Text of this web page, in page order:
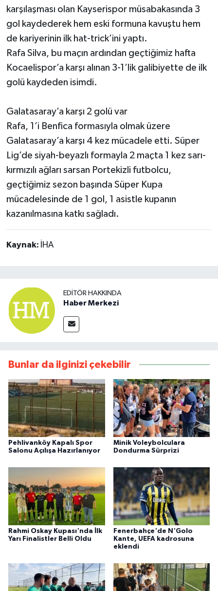
karşılaşması olan Kayserispor müsabakasında 3
gol kaydederek hem eski formuna kavuştu hem
de kariyerinin ilk hat-trick’ini yaptı.
Rafa Silva, bu maçın ardından geçtiğimiz hafta
Kocaelispor’a karşı alınan 3-1’lik galibiyette de ilk
golü kaydeden isimdi.
Galatasaray’a karşı 2 golü var
Rafa, 1’i Benfica formasıyla olmak üzere
Galatasaray’a karşı 4 kez mücadele etti. Süper
Lig’de siyah-beyazlı formayla 2 maçta 1 kez sarı-
kırmızılı ağları sarsan Portekizli futbolcu,
geçtiğimiz sezon başında Süper Kupa
mücadelesinde de 1 gol, 1 asistle kupanın
kazanılmasına katkı sağladı.
Kaynak: İHA
EDITÖR HAKKINDA
Haber Merkezi
Bunlar da ilginizi çekebilir
Pehlivanköy Kapalı Spor
Salonu Açılışa Hazırlanıyor
Minik Voleybolculara
Dondurma Sürprizi
Rahmi Oskay Kupası'nda İlk
Yarı Finalistler Belli Oldu
Fenerbahçe'de N'Golo
Kante, UEFA kadrosuna
eklendi